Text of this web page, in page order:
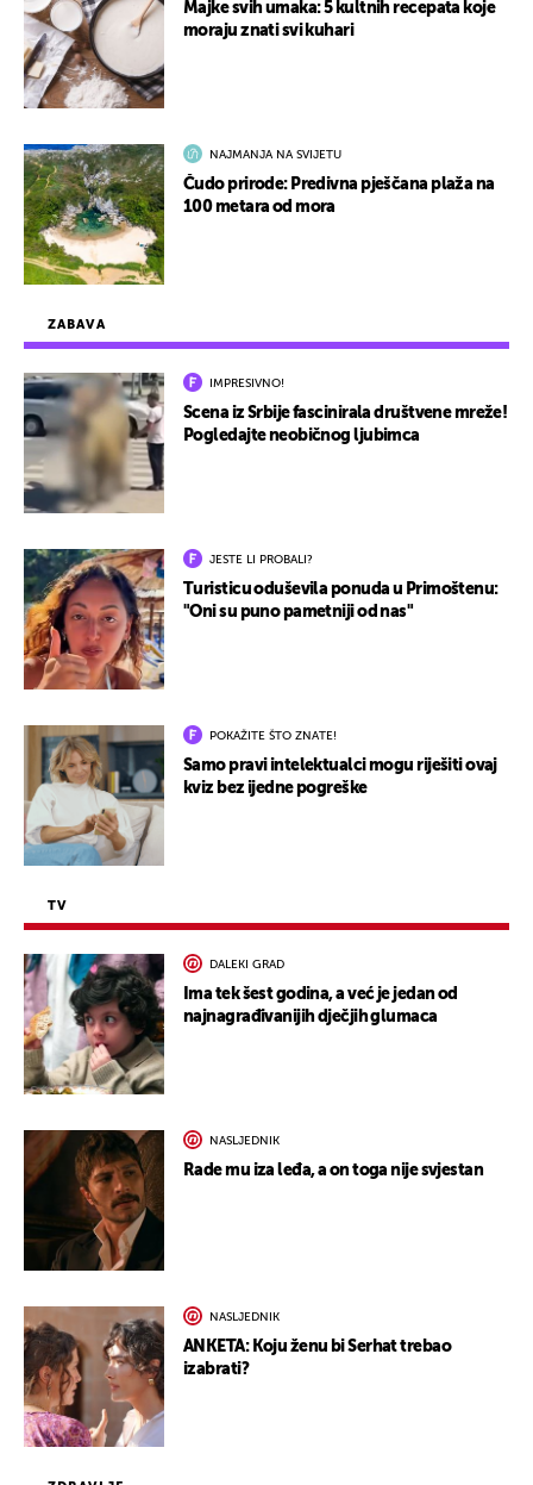
ZABAVA
IMPRESIVNO!
Scena iz Srbije fascinirala društvene mreže!
Pogledajte neobičnog ljubimca
JESTE LI PROBALI?
Turisticu oduševila ponuda u Primoštenu:
"Oni su puno pametniji od nas"
POKAŽITE ŠTO ZNATE!
Samo pravi intelektualci mogu riješiti ovaj
kviz bez ijedne pogreške
TV
DALEKI GRAD
Ima tek šest godina, a već je jedan od
najnagrađivanijih dječjih glumaca
NASLJEDNIK
Rade mu iza leđa, a on toga nije svjestan
NASLJEDNIK
ANKETA: Koju ženu bi Serhat trebao
izabrati?
Majke svih umaka: 5 kultnih recepata koje
moraju znati svi kuhari
NAJMANJA NA SVIJETU
Čudo prirode: Predivna pješčana plaža na
100 metara od mora